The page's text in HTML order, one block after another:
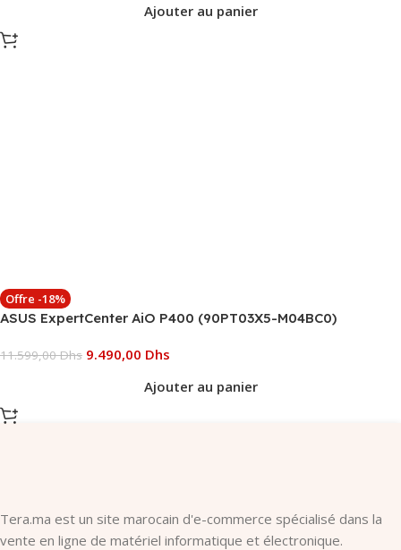
Ajouter au panier
Offre -18%
ASUS ExpertCenter AiO P400 (90PT03X5-M04BC0)
11.599,00Dhs 9.490,00 Dhs
Ajouter au panier
Tera.ma est un site marocain d'e-commerce spécialisé dans la
vente en ligne de matériel informatique et électronique.